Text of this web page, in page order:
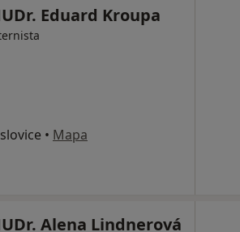
Eduard Kroupa
• Mapa
Alena Lindnerová